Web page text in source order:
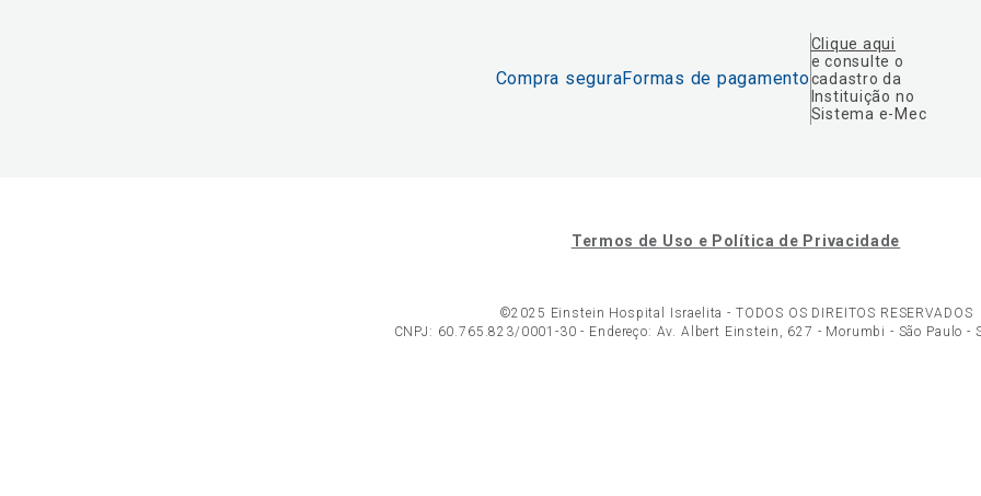
Compra seguraFormas de pagamento
Clique aqui
e consulte o
cadastro da
Instituição no
Sistema e-Mec
Termos de Uso e Política de Privacidade
©2025 Einstein Hospital Israelita - TODOS OS DIREITOS RESERVADOS
CNPJ: 60.765.823/0001-30 - Endereço: Av. Albert Einstein, 627 - Morumbi - São Paulo -